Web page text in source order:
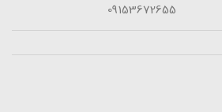
09153672655